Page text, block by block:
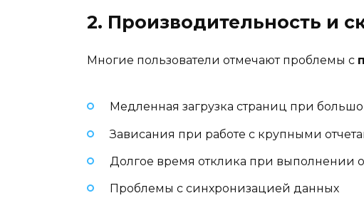
2. Производительность и
Многие пользователи отмечают проблемы с
Медленная загрузка страниц при
Зависания при работе с крупными
Долгое время отклика при выполнении
Проблемы с синхронизацией данных